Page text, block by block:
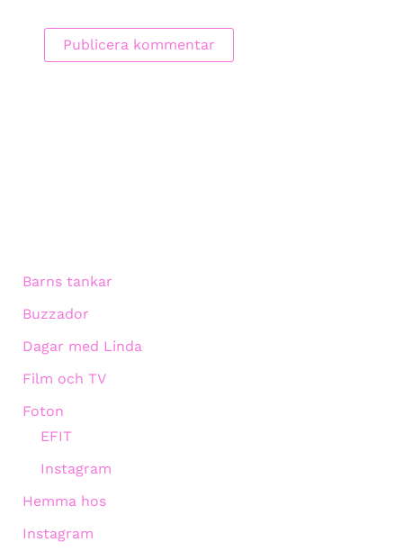
Barns tankar
Buzzador
Dagar med Linda
Film och TV
Foton
EFIT
Instagram
Hemma hos
Instagram